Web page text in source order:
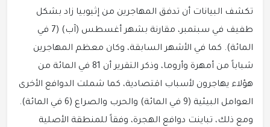
تكشف البيانات أن تدفق المهاجرين من إثيوبيا زاد بشكل
طفيف في سبتمبر، مقارنة بشهر أغسطس (آب) (7 في
المائة). كما في الأشهر السابقة، وكان معظم المهاجرين
شباباً من أمهرة وأروما، وذكر التقرير أن 81‎ في المائة من
هؤلاء يهاجرون لأسباب اقتصادية، كما شملت الدوافع الأخرى
العوامل البيئية (9 في المائة) والحرب والصراع (6 في المائة).
ومع ذلك، تباينت دوافع الهجرة، وفقاً للمنطقة الأصلية